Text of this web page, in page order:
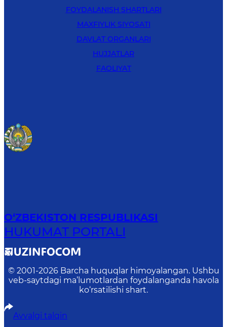
FOYDALANISH SHARTLARI
MAXFIYLIK SIYOSATI
DAVLAT ORGANLARI
HUJJATLAR
FAOLIYAT
O‘ZBEKISTON RESPUBLIKASI
HUKUMAT PORTALI
© 2001-2026 Barcha huquqlar himoyalangan. Ushbu
veb-saytdagi ma’lumotlardan foydalanganda havola
ko‘rsatilishi shart.
Avvalgi talqin